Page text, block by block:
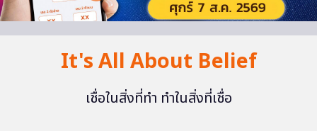
It's All About Belief
เชื่อในสิ่งที่ทำ ทำในสิ่งที่เชื่อ